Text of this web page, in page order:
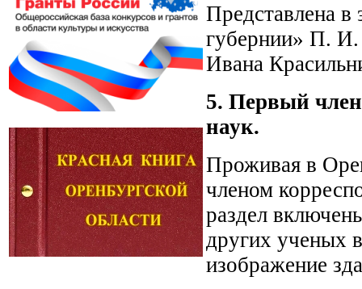
Представлена в
губернии» П. И.
Ивана
5. Первый
наук.
Проживая в
членом
раздел
других ученых
изображение